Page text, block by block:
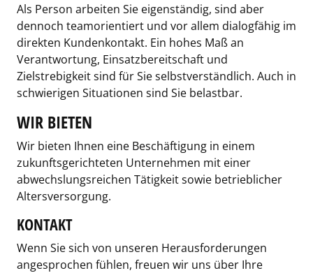
Als Person arbeiten Sie eigenständig, sind aber
dennoch teamorientiert und vor allem dialogfähig im
direkten Kundenkontakt. Ein hohes Maß an
Verantwortung, Einsatzbereitschaft und
Zielstrebigkeit sind für Sie selbstverständlich. Auch in
schwierigen Situationen sind Sie belastbar.
WIR BIETEN
Wir bieten Ihnen eine Beschäftigung in einem
zukunftsgerichteten Unternehmen mit einer
abwechslungsreichen Tätigkeit sowie betrieblicher
Altersversorgung.
KONTAKT
Wenn Sie sich von unseren Herausforderungen
angesprochen fühlen, freuen wir uns über Ihre